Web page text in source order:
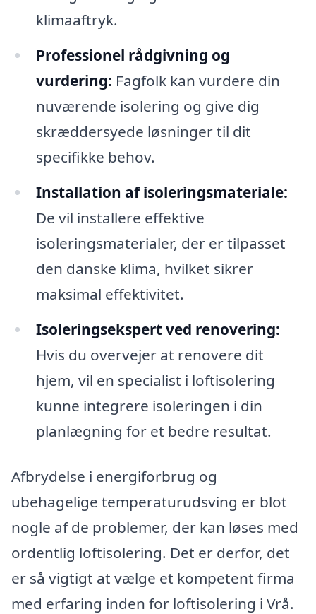
klimaaftryk.
Professionel rådgivning og
vurdering: Fagfolk kan vurdere din
nuværende isolering og give dig
skræddersyede løsninger til dit
specifikke behov.
Installation af isoleringsmateriale:
De vil installere effektive
isoleringsmaterialer, der er tilpasset
den danske klima, hvilket sikrer
maksimal effektivitet.
Isoleringsekspert ved renovering:
Hvis du overvejer at renovere dit
hjem, vil en specialist i loftisolering
kunne integrere isoleringen i din
planlægning for et bedre resultat.
Afbrydelse i energiforbrug og
ubehagelige temperaturudsving er blot
nogle af de problemer, der kan løses med
ordentlig loftisolering. Det er derfor, det
er så vigtigt at vælge et kompetent firma
med erfaring inden for loftisolering i Vrå.